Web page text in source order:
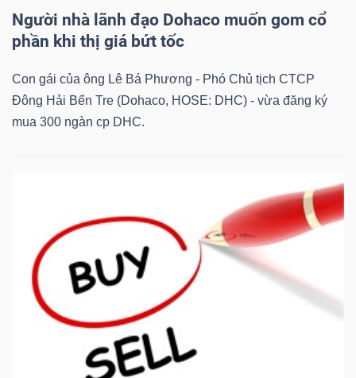
Người nhà lãnh đạo Dohaco muốn gom cổ
phần khi thị giá bứt tốc
Con gái của ông Lê Bá Phương - Phó Chủ tịch CTCP
Đông Hải Bến Tre (Dohaco, HOSE: DHC) - vừa đăng ký
mua 300 ngàn cp DHC.